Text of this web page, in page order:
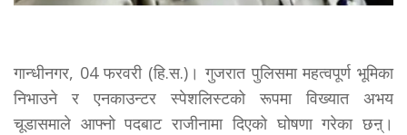
गान्धीनगर, 04 फरवरी (हि.स.)। गुजरात पुलिसमा महत्वपूर्ण भूमिका
निभाउने र एनकाउन्टर स्पेशलिस्टको रूपमा विख्यात अभय
चूडासमाले आफ्नो पदबाट राजीनामा दिएको घोषणा गरेका छऩ्।